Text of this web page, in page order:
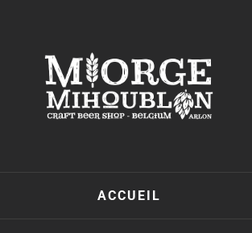
ACCUEIL